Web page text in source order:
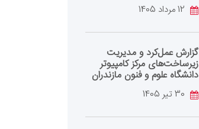
گزارش عمل‌کرد و مدیریت
زیرساخت‌های مرکز کامپیوتر
دانشگاه علوم و فنون مازندران